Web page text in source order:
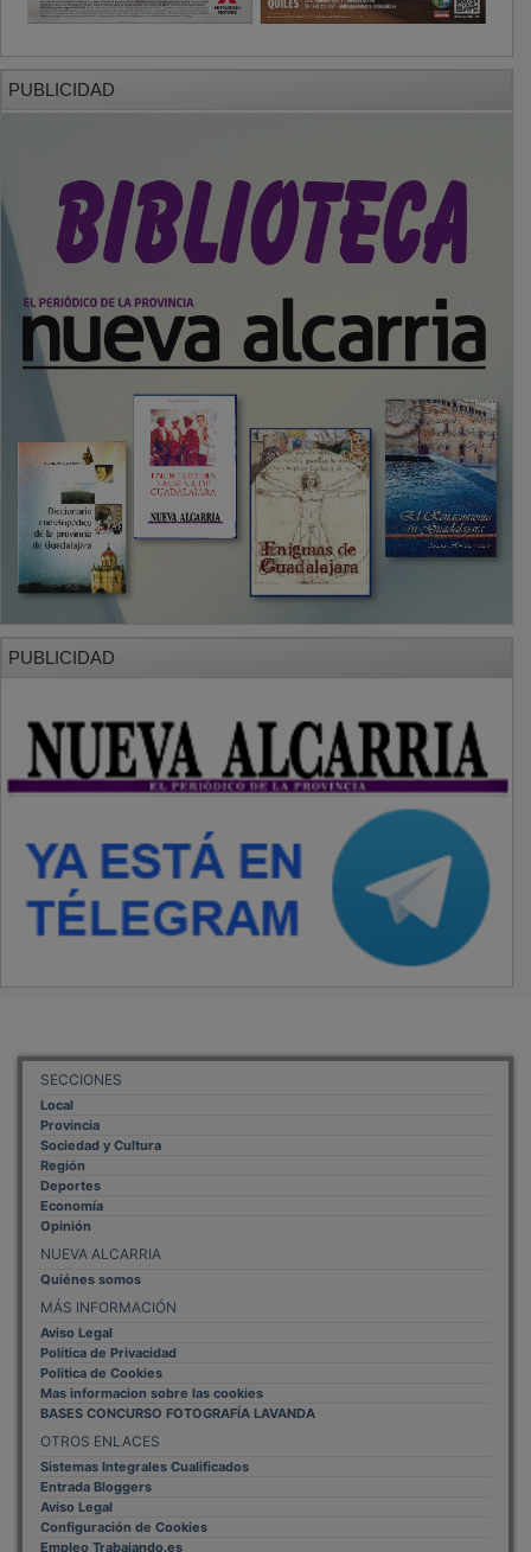
SECCIONES
Local
Provincia
Sociedad y Cultura
Región
Deportes
Economía
Opinión
NUEVA ALCARRIA
Quiénes somos
MÁS INFORMACIÓN
Aviso Legal
Política de Privacidad
Politica de Cookies
Mas informacion sobre las cookies
BASES CONCURSO FOTOGRAFÍA LAVANDA
Sistemas Integrales Cualificados
Entrada Bloggers
Aviso Legal
Configuración de Cookies
Empleo Trabajando.es